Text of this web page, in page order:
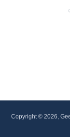
Copyright © 2026,